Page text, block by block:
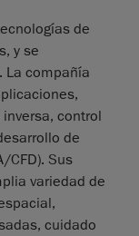
de
y se
La compañía
control
de
CFD). Sus
variedad de
cuidado